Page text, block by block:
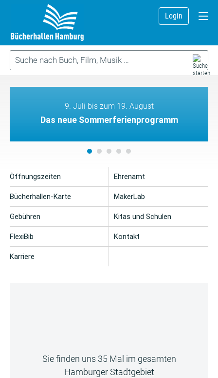
Login
9. Juli bis zum 19. August
Das neue Sommerferienprogramm
Öffnungszeiten
Bücherhallen-Karte
Gebühren
FlexiBib
Karriere
Ehrenamt
MakerLab
Kitas und Schulen
Kontakt
Sie finden uns 35 Mal im gesamten
Hamburger Stadtgebiet